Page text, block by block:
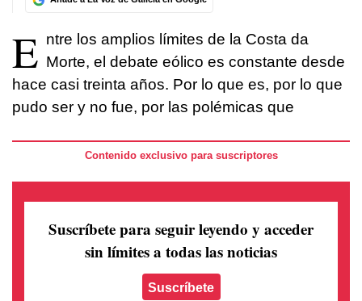
E ntre los amplios límites de la Costa da
Morte, el debate eólico es constante desde
hace casi treinta años. Por lo que es, por lo que
pudo ser y no fue, por las polémicas que
Contenido exclusivo para suscriptores
Suscríbete para seguir leyendo y acceder
sin límites a todas las noticias
Suscríbete